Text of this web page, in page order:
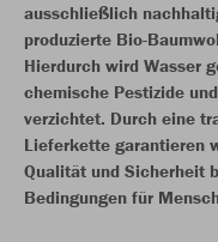
ausschließlich
produzierte Bio-
Hierdurch wird Wasser
chemische Pestizide
verzichtet. Durch eine
Lieferkette garantieren
Qualität und Sicherheit
Bedingungen für